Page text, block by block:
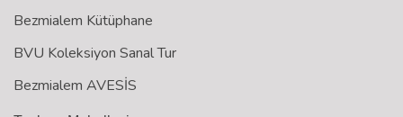
Bezmialem Kütüphane
BVU Koleksiyon Sanal Tur
Bezmialem AVESİS